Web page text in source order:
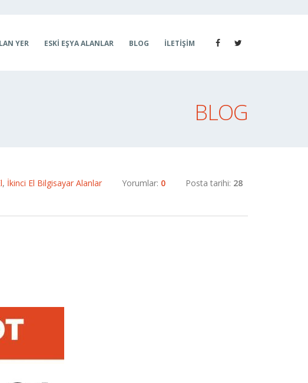
YER ESKI EŞYA ALANLAR BLOG İLETIŞIM
BLOG
, İkinci El Bilgisayar Alanlar Yorumlar: 0 Posta tarihi: 28